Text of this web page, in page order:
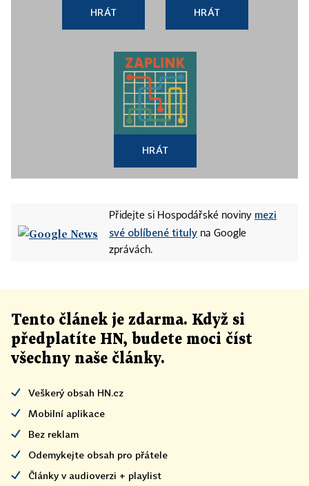
HRÁT HRÁT
HRÁT
Přidejte si Hospodářské noviny mezi
své oblíbené tituly na Google
zprávách.
Tento článek je zdarma. Když si
předplatíte HN, budete moci číst
všechny naše články.
Veškerý obsah HN.cz
Mobilní aplikace
Bez reklam
Odemykejte obsah pro přátele
Články v audioverzi + playlist